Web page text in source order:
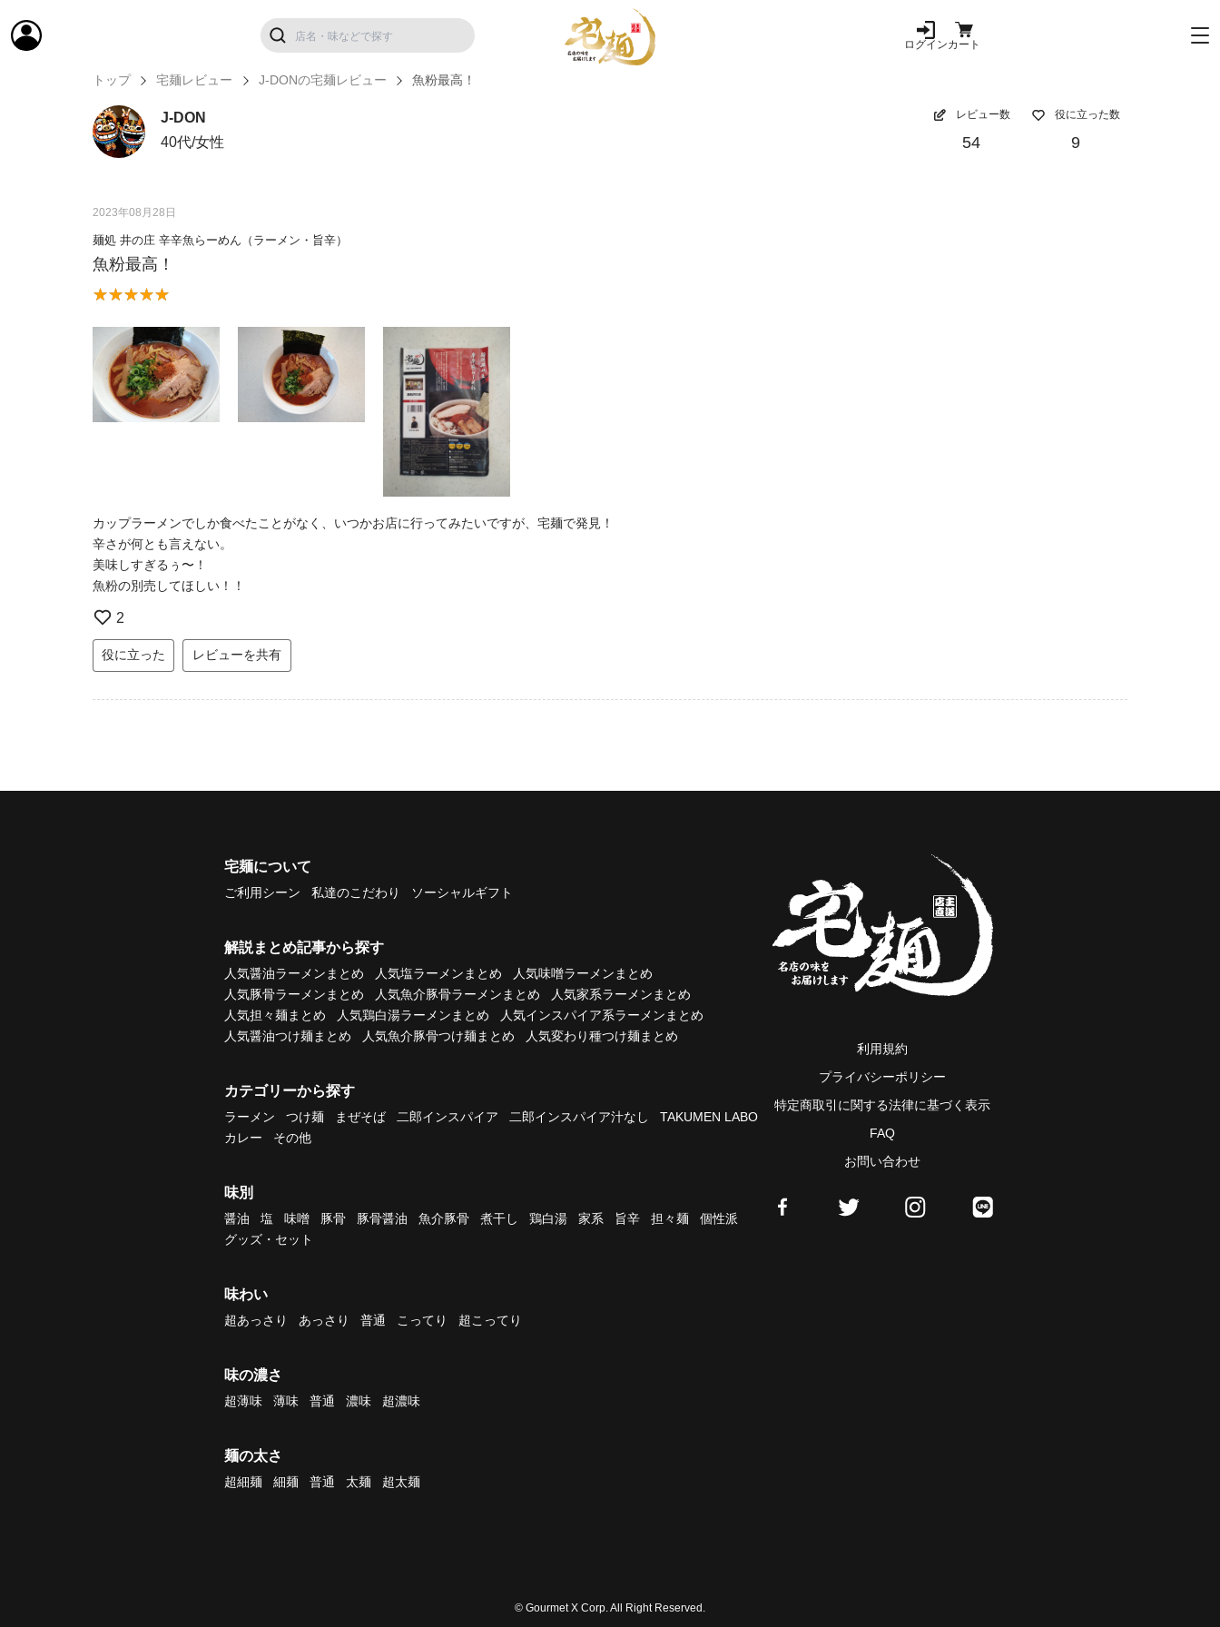
ログインカート
トップ 宅麺レビュー J-DONの宅麺レビュー 魚粉最高！
J-DON
40代/女性
レビュー数
54
役に立った数
9
2023年08月28日
麺処 井の庄 辛辛魚らーめん（ラーメン・旨辛）
魚粉最高！
カップラーメンでしか食べたことがなく、いつかお店に行ってみたいですが、宅麺で発見！
辛さが何とも言えない。
美味しすぎるぅ〜！
魚粉の別売してほしい！！
2
役に立った レビューを共有
宅麺について
ご利用シーン 私達のこだわり ソーシャルギフト
解説まとめ記事から探す
人気醤油ラーメンまとめ 人気塩ラーメンまとめ
人気味噌ラーメンまとめ
人気豚骨ラーメンまとめ
人気魚介豚骨ラーメンまとめ
人気家系ラーメンまとめ
人気担々麺まとめ
人気鶏白湯ラーメンまとめ
人気インスパイア系ラーメンまとめ
人気醤油つけ麺まとめ
人気魚介豚骨つけ麺まとめ 人気変わり種つけ麺まとめ
カテゴリーから探す
ラーメン つけ麺 まぜそば 二郎インスパイア 二郎インスパイア汁なし
TAKUMEN LABO
カレー
その他
味別
醤油 塩 味噌 豚骨 豚骨醤油 魚介豚骨 煮干し 鶏白湯 家系 旨辛 担々麺
個性派
グッズ・セット
味わい
超あっさり あっさり 普通 こってり 超こってり
味の濃さ
超薄味 薄味 普通 濃味 超濃味
麺の太さ
超細麺 細麺 普通 太麺 超太麺
利用規約
プライバシーポリシー
特定商取引に関する法律に基づく表示
FAQ
お問い合わせ
© Gourmet X Corp. All Right Reserved.